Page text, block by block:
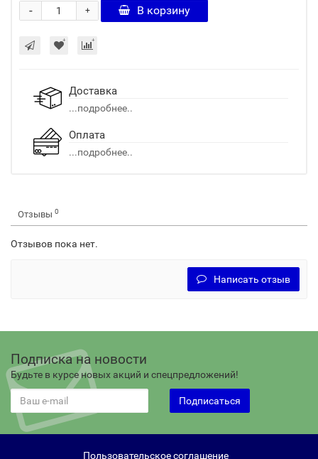
+
- В корзину
Доставка
...подробнее..
Оплата
...подробнее..
Отзывы 0
Отзывов пока нет.
Написать отзыв
Подписка на новости
Будьте в курсе новых акций и спецпредложений!
Подписаться
Пользовательское соглашение